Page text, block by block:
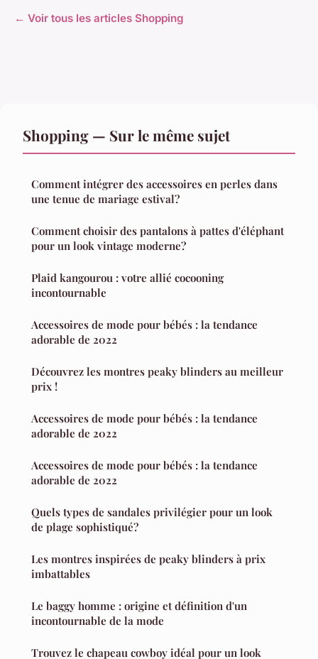
← Voir tous les articles Shopping
Shopping — Sur le même sujet
Comment intégrer des accessoires en perles dans
une tenue de mariage estival?
Comment choisir des pantalons à pattes d'éléphant
pour un look vintage moderne?
Plaid kangourou : votre allié cocooning
incontournable
Accessoires de mode pour bébés : la tendance
adorable de 2022
Découvrez les montres peaky blinders au meilleur
prix !
Accessoires de mode pour bébés : la tendance
adorable de 2022
Accessoires de mode pour bébés : la tendance
adorable de 2022
Quels types de sandales privilégier pour un look
de plage sophistiqué?
Les montres inspirées de peaky blinders à prix
imbattables
Le baggy homme : origine et définition d'un
incontournable de la mode
Trouvez le chapeau cowboy idéal pour un look